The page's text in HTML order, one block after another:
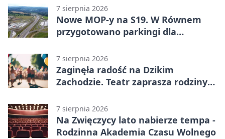
7 sierpnia 2026
Nowe MOP-y na S19. W Równem
przygotowano parkingi dla
7 sierpnia 2026
Zaginęła radość na Dzikim
Zachodzie. Teatr zaprasza rodziny
7 sierpnia 2026
Na Zwięczycy lato nabierze tempa -
Rodzinna Akademia Czasu Wolnego